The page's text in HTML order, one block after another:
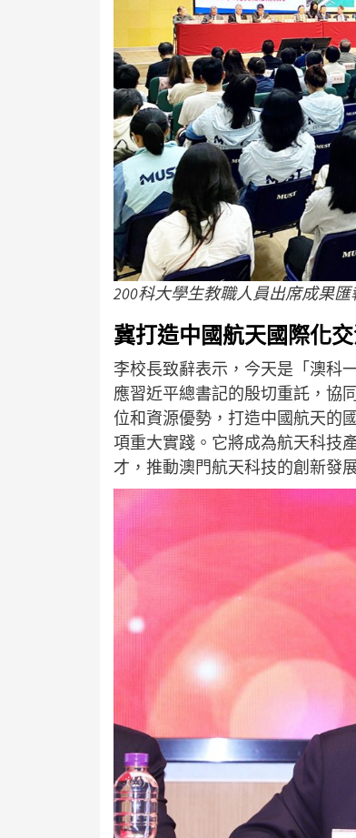
200科大學生教職人員出席成果匯
冀打造中國航天國際化
李校長致辭表示，今天是「澳科
應習近平總書記的殷切重託，協
位和資源優勢，打造中國航天的
項重大實踐。它將成為航天科技
才，推動澳門航天科技的創新發